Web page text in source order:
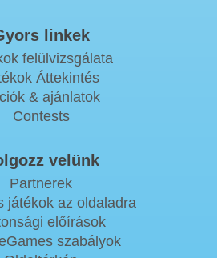
linkek
felülvizsgálata
Áttekintés
& ajánlatok
Contests
velünk
Partnerek
játékok az oldaladra
előírások
szabályok